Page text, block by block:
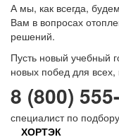
А мы, как всегда,
Вам в вопросах
решений.
Пусть новый учебный
новых побед для всех,
8 (800)
специалист по
ХОРТЭК